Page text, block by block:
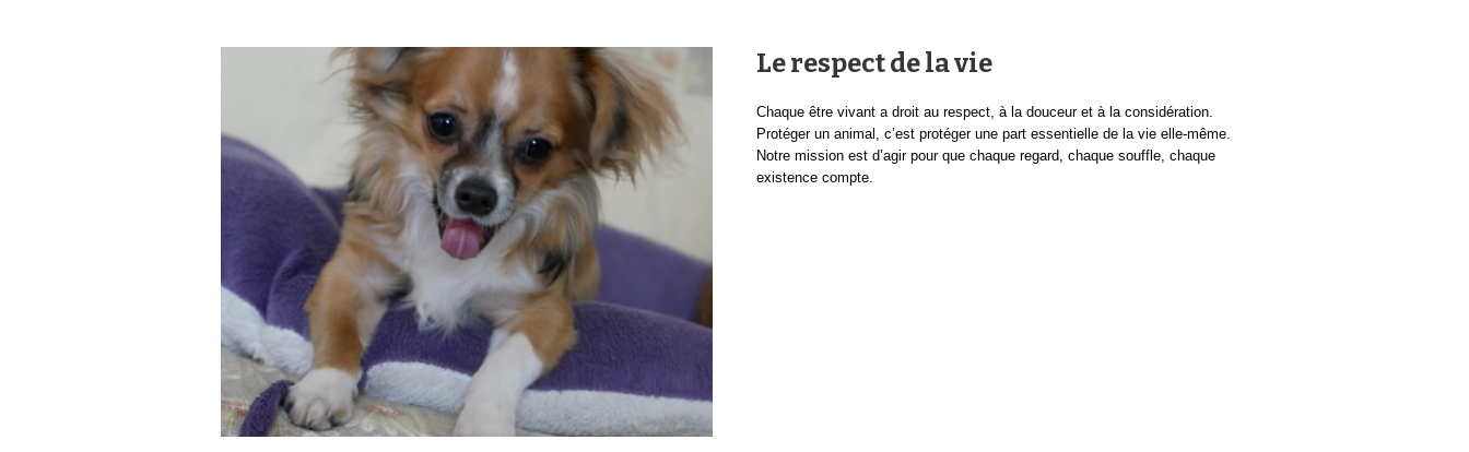
Le respect de la vie
Chaque être vivant a droit au respect, à la douceur et à la considération.
Protéger un animal, c’est protéger une part essentielle de la vie elle-même.
Notre mission est d’agir pour que chaque regard, chaque souffle, chaque
existence compte.